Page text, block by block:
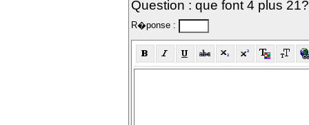
Question : que font 4 plus 21?
R�ponse :